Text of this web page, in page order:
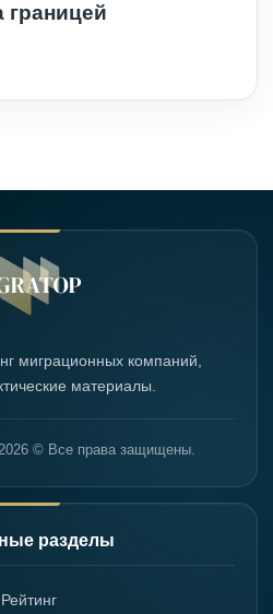
границей
миграционных компаний,
материалы.
© Все права защищены.
разделы
Рейтинг